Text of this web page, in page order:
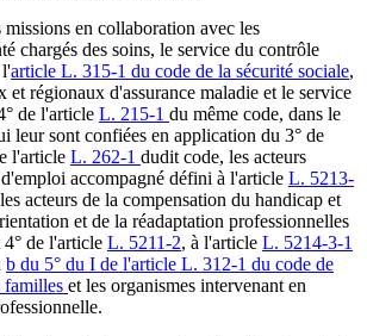
en collaboration avec les
chargés des soins, le service du contrôle
l'article L. 315-1 du code de la sécurité sociale,
et régionaux d'assurance maladie et le service
de l'article L. 215-1 du même code, dans le
leur sont confiées en application du 3° de
l'article L. 262-1 dudit code, les acteurs
accompagné défini à l'article L. 5213-
acteurs de la compensation du handicap et
et de la réadaptation professionnelles
4° de l'article L. 5211-2, à l'article L. 5214-3-1
b du 5° du I de l'article L. 312-1 du code de
familles et les organismes intervenant en